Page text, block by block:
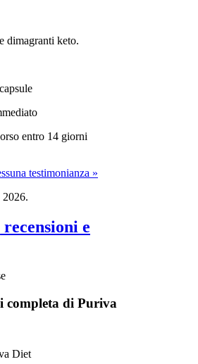
keto.
entro 14 giorni
e
completa di Puriva